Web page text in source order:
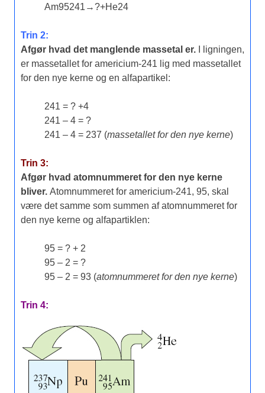
Am95241 →?+He24
Trin 2:
Afgør hvad det manglende massetal er.I ligningen,
er massetallet for americium-241 lig med massetallet
for den nye kerne og en alfapartikel:
241 = ? +4
241 – 4 = ?
241 – 4 = 237 (massetallet for den nye kerne)
Trin 3:
Afgør hvad atomnummeret for den nye kerne
bliver. Atomnummeret for americium-241, 95, skal
være det samme som summen af atomnummeret for
den nye kerne og alfapartiklen:
95 = ? + 2
95 – 2 = ?
95 – 2 = 93 (atomnummeret for den nye kerne)
Trin 4: